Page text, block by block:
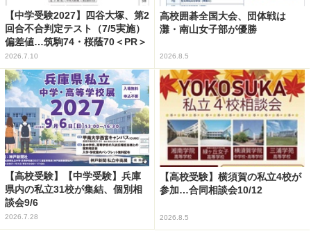
【中学受験2027】四谷大塚、第2
回合不合判定テスト（7/5実施）
偏差値…筑駒74・桜蔭70＜PR＞
2026.7.10
高校囲碁全国大会、団体戦は
灘・南山女子部が優勝
2026.8.5
【高校受験】【中学受験】兵庫
県内の私立31校が集結、個別相
談会9/6
2026.7.28
【高校受験】横須賀の私立4校が
参加…合同相談会10/12
2026.8.5